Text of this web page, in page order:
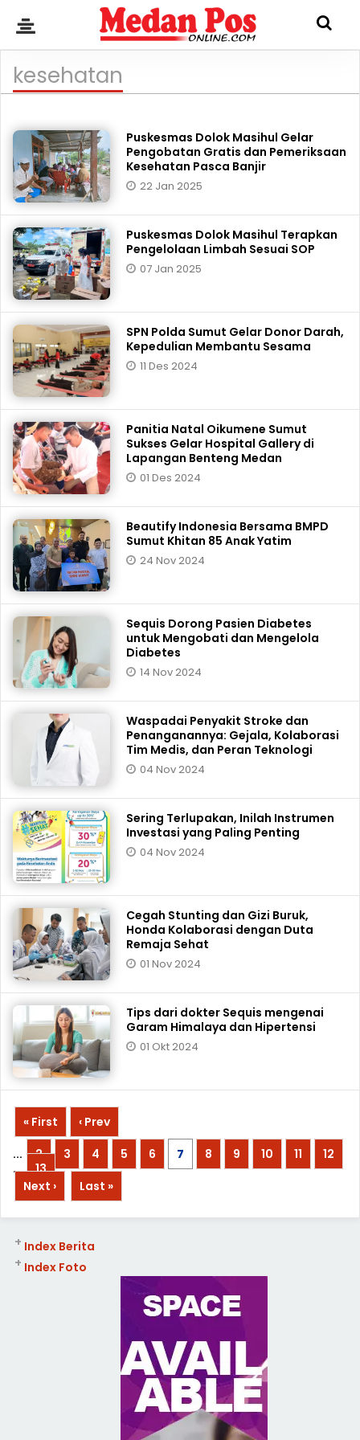
kesehatan
Puskesmas Dolok Masihul Gelar
Pengobatan Gratis dan Pemeriksaan
Kesehatan Pasca Banjir
22 Jan 2025
Puskesmas Dolok Masihul Terapkan
Pengelolaan Limbah Sesuai SOP
07 Jan 2025
SPN Polda Sumut Gelar Donor Darah,
Kepedulian Membantu Sesama
11 Des 2024
Panitia Natal Oikumene Sumut
Sukses Gelar Hospital Gallery di
Lapangan Benteng Medan
01 Des 2024
Beautify Indonesia Bersama BMPD
Sumut Khitan 85 Anak Yatim
24 Nov 2024
Sequis Dorong Pasien Diabetes
untuk Mengobati dan Mengelola
Diabetes
14 Nov 2024
Waspadai Penyakit Stroke dan
Penanganannya: Gejala, Kolaborasi
Tim Medis, dan Peran Teknologi
04 Nov 2024
Sering Terlupakan, Inilah Instrumen
Investasi yang Paling Penting
04 Nov 2024
Cegah Stunting dan Gizi Buruk,
Honda Kolaborasi dengan Duta
Remaja Sehat
01 Nov 2024
Tips dari dokter Sequis mengenai
Garam Himalaya dan Hipertensi
01 Okt 2024
« First
‹ Prev
...
2 3 4 5 6 7 8 9 10 11
12
...
13
Next ›
Last »
Index Berita
+
Index Foto
+